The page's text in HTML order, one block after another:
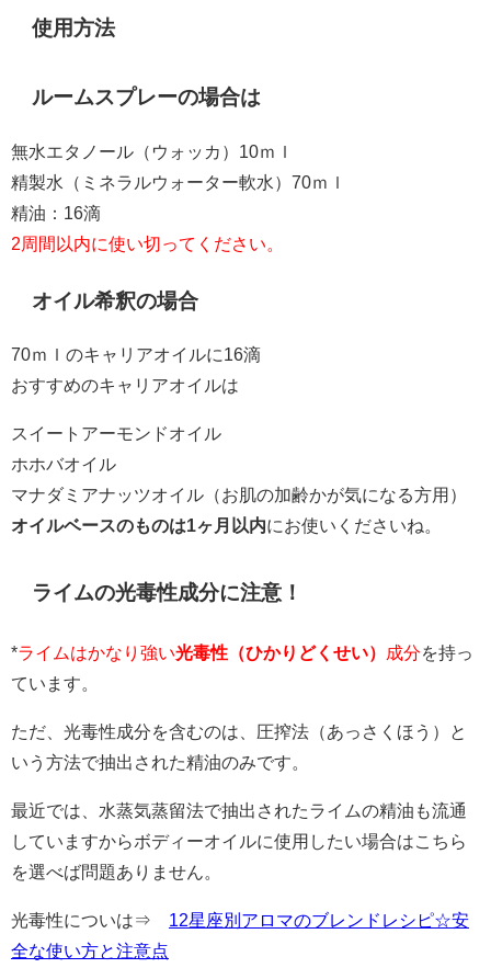
使用方法
ルームスプレーの場合は
無水エタノール（ウォッカ）10ｍｌ
精製水（ミネラルウォーター軟水）70ｍｌ
精油：16滴
2周間以内に使い切ってください。
オイル希釈の場合
70ｍｌのキャリアオイルに16滴
おすすめのキャリアオイルは
スイートアーモンドオイル
ホホバオイル
マナダミアナッツオイル（お肌の加齢かが気になる方用）
オイルベースのものは1ヶ月以内にお使いくださいね。
ライムの光毒性成分に注意！
*ライムはかなり強い光毒性（ひかりどくせい） 成分を持っ
ています。
ただ、光毒性成分を含むのは、圧搾法（あっさくほう）と
いう方法で抽出された精油のみです。
最近では、水蒸気蒸留法で抽出されたライムの精油も流通
していますからボディーオイルに使用したい場合はこちら
を選べば問題ありません。
光毒性についは⇒ 12星座別アロマのブレンドレシピ☆安
全な使い方と注意点